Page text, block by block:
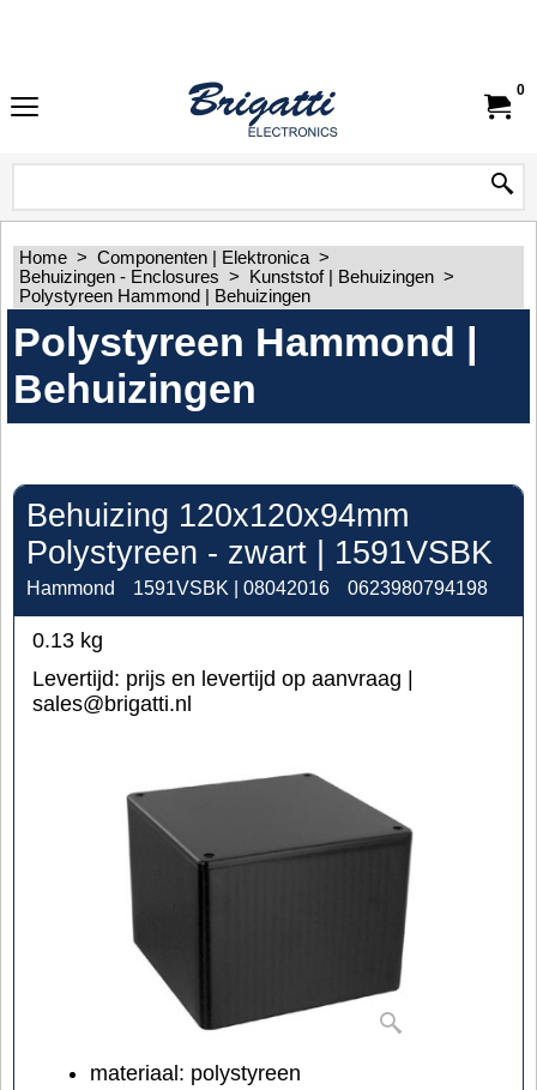
0
Home > Componenten | Elektronica >
Behuizingen - Enclosures > Kunststof | Behuizingen >
Polystyreen Hammond | Behuizingen
Polystyreen Hammond |
Behuizingen
Behuizing 120x120x94mm
Polystyreen - zwart | 1591VSBK
Hammond 1591VSBK | 08042016 0623980794198
0.13 kg
Levertijd: prijs en levertijd op aanvraag |
sales@brigatti.nl
materiaal: polystyreen